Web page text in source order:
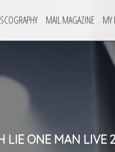
MAIL MAGAZINE MY
LIE ONE MAN